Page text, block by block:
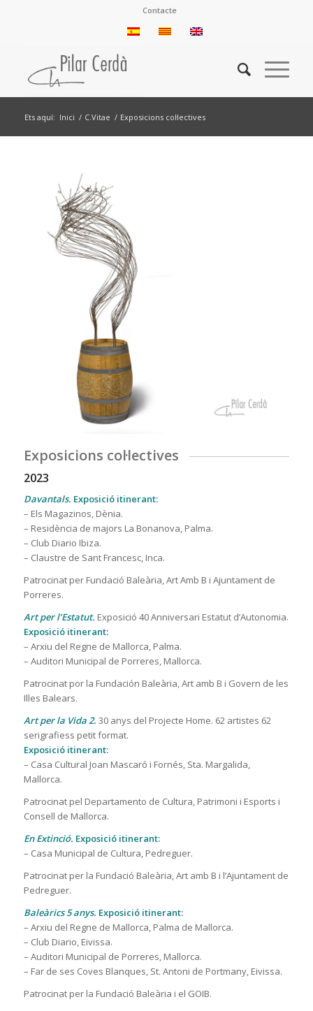
Contacte
Ets aquí: Inici / C.Vitae / Exposicions col·lectives
Exposicions col·lectives
2023
Davantals. Exposició itinerant:
– Els Magazinos, Dènia.
– Residència de majors La Bonanova, Palma.
– Club Diario Ibiza.
– Claustre de Sant Francesc, Inca.
Patrocinat per Fundació Baleària, Art Amb B i Ajuntament de
Porreres.
Art per l’Estatut. Exposició 40 Anniversari Estatut d’Autonomia.
Exposició itinerant:
– Arxiu del Regne de Mallorca, Palma.
– Auditori Municipal de Porreres, Mallorca.
Patrocinat por la Fundación Baleària, Art amb B i Govern de les
Illes Balears.
Art per la Vida 2. 30 anys del Projecte Home. 62 artistes 62
serigrafiess petit format.
Exposició itinerant:
– Casa Cultural Joan Mascaró i Fornés, Sta. Margalida,
Mallorca.
Patrocinat pel Departamento de Cultura, Patrimoni i Esports i
Consell de Mallorca.
En Extinció. Exposició itinerant:
– Casa Municipal de Cultura, Pedreguer.
Patrocinat per la Fundació Baleària, Art amb B i l’Ajuntament de
Pedreguer.
Baleàrics 5 anys. Exposició itinerant:
– Arxiu del Regne de Mallorca, Palma de Mallorca.
– Club Diario, Eivissa.
– Auditori Municipal de Porreres, Mallorca.
– Far de ses Coves Blanques, St. Antoni de Portmany, Eivissa.
Patrocinat per la Fundació Baleària i el GOIB.